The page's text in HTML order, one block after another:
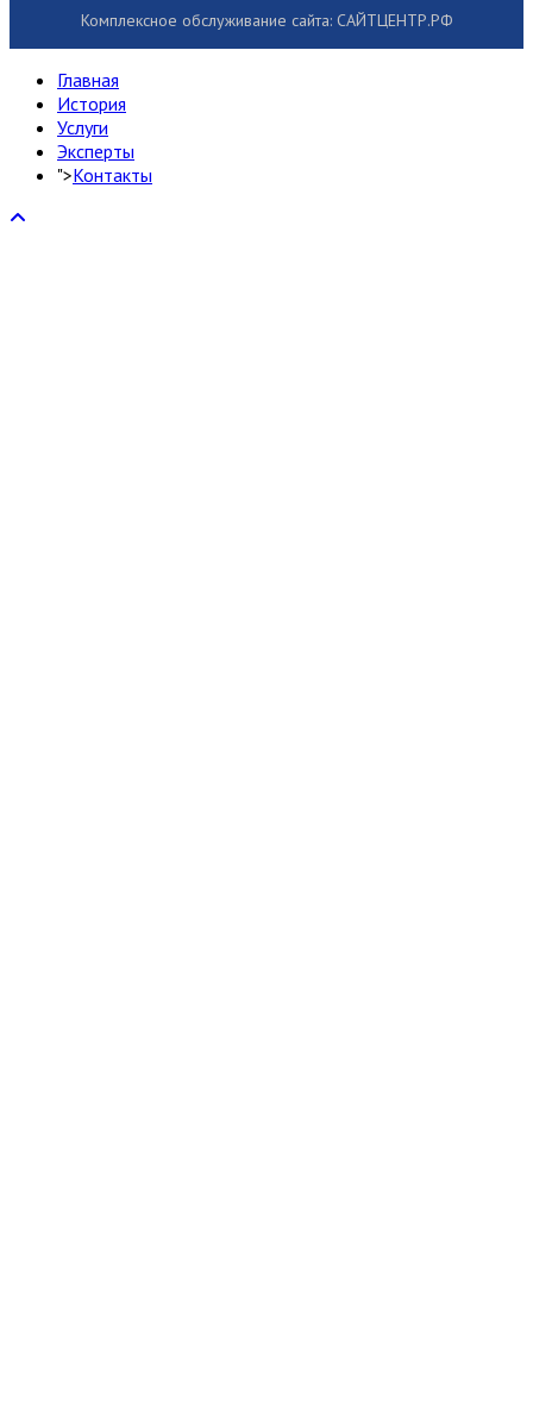
Комплексное обслуживание сайта: САЙТЦЕНТР.РФ
Главная
История
Услуги
Эксперты
">Контакты